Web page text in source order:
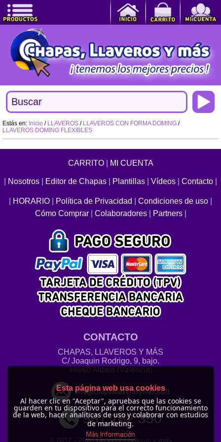
Estás en: Inicio / LLAVEROS / LLAVEROS CON FORMA DOMING /
LLAVEROS DOMING FLEXIBLES
CARRITO| MI CUENTA
Nosotros Editor de Chapas Plantillas Vídeos Contacto
HORARIO Política de Privacidad Condiciones de uso
Cómo Comprar
Colaboradores Partners
CONTACTO
CHAPAS, LLAVEROS Y MÁS
C/ Joaquin Rodrigo, 9, bajo.
46960 Aldaia (Valencia)
info@chapasllaverosymas.com
961 182 350
© 2012 - 2026 Chapas, Llaveros y más
Esta página web usa cookies
Al hacer clic en "Aceptar", apruebas que las cookies se
guarden en tu dispositivo para el correcto funcionamiento
de la web, hacer analíticas de uso y colaborar con estudios
de marketing.
Más Información